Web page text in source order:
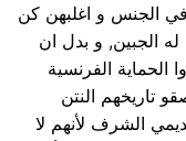
في الجنس و اغلبهن كن
و يندى له الجبين, و بدل ان
الفرنسية
تاريخهم النتن
الشرف لأنهم لا